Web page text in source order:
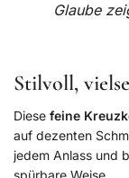
Glaube
Stilvoll,
Diese feine
auf dezenten
jedem Anlass und
spürbare Weise.